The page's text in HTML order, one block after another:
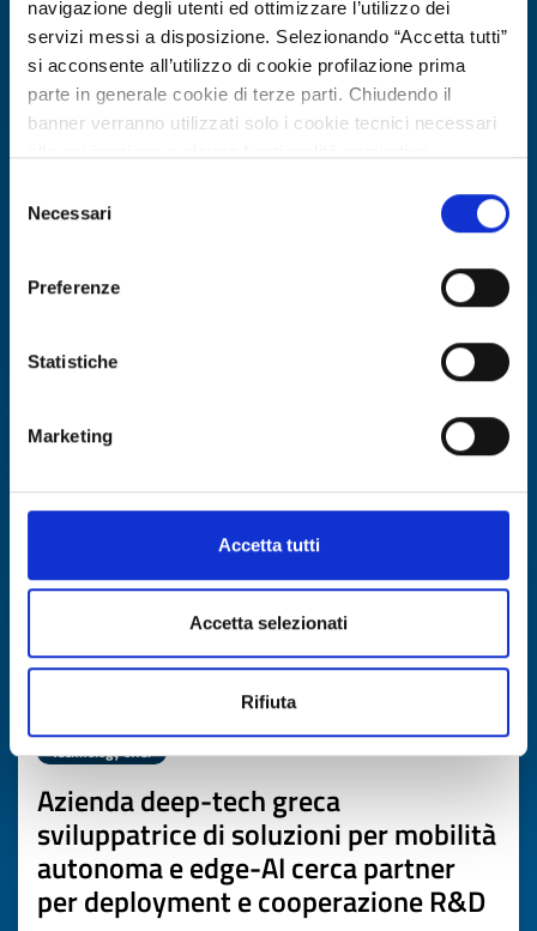
navigazione degli utenti ed ottimizzare l’utilizzo dei
servizi messi a disposizione. Selezionando “Accetta tutti”
si acconsente all’utilizzo di cookie profilazione prima
parte in generale cookie di terze parti. Chiudendo il
banner verranno utilizzati solo i cookie tecnici necessari
Per conoscere i dettagli, consulta la nostra cookie policy.
https://www.openinnovation.regione.lombardia.it/it/co
https://www.openinnovation.regione.lombardia.it/it/pr
delNecessari
Preferenze
Statistiche
Marketing
Accetta tutti
Accetta selezionati
Rifiuta
Business request
filamenti polimerici riciclati per
ID: BRBG20260330023
DISCOVER MORE →
Technology offer
Azienda deep-tech greca
sviluppatrice di soluzioni per mobilità
autonoma e edge-AI cerca partner
per deployment e cooperazione R&D